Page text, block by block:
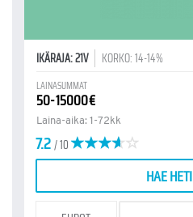
IKÄRAJA: 21V KORKO: 14-14%
LAINASUMMAT
50-15000€
Laina-aika: 1-72kk
7.2/ 10
HAE HETI